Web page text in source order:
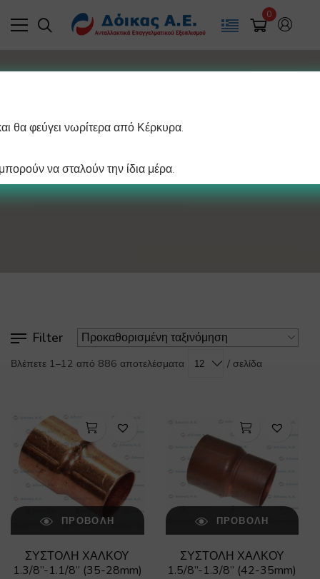
0
Κλιματισμός
Filter
Βλέπετε 1–12 από 886 αποτελέσματα / σελίδα
ΠΡΟΒΟΛΉ
ΣΥΣΤΟΛΗ ΧΑΛΚΟΥ
1.3/8”-1.1/8” (35-28mm)
ΠΡΟΒΟΛΉ
ΣΥΣΤΟΛΗ ΧΑΛΚΟΥ
1.5/8”-1.3/8” (42-35mm)
θα φεύγει νωρίτερα από Κέρκυρα.
να σταλούν την ίδια μέρα.